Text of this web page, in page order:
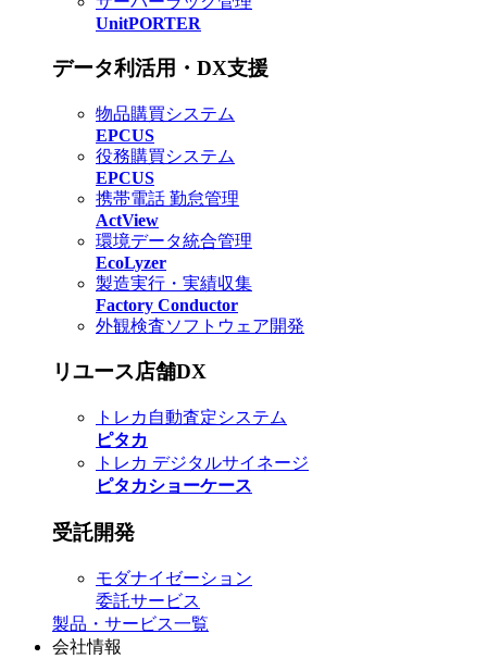
UnitPORTER
データ利活用・DX支援
物品購買システム
EPCUS
役務購買システム
EPCUS
携帯電話 勤怠管理
ActView
環境データ統合管理
EcoLyzer
製造実行・実績収集
Factory Conductor
外観検査ソフトウェア開発
リユース店舗DX
トレカ自動査定システム
ピタカ
トレカ デジタルサイネージ
ピタカショーケース
受託開発
モダナイゼーション
委託サービス
製品・サービス一覧
会社情報